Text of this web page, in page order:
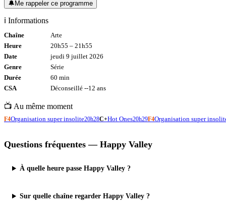
🔔Me rappeler ce programme
ℹ️ Informations
Chaîne
Arte
Heure
20h55 – 21h55
Date
jeudi 9 juillet 2026
Genre
Série
Durée
60 min
CSA
Déconseillé --12 ans
📺 Au même moment
F4Organisation super insolite20h28C+Hot Ones20h29F4Organisation super
Questions fréquentes — Happy Valley
À quelle heure passe Happy Valley ?
Sur quelle chaîne regarder Happy Valley ?